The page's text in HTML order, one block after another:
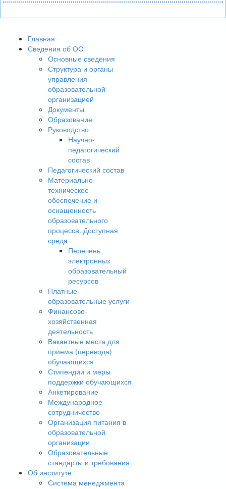
Главная
Сведения об ОО
Основные сведения
Структура и органы
управления
образовательной
организацией
Документы
Образование
Руководство
Научно-
педагогический
состав
Педагогический состав
Материально-
техническое
обеспечение и
оснащенность
образовательного
процесса. Доступная
среда
Перечень
электронных
образовательный
ресурсов
Платные
образовательные услуги
Финансово-
хозяйственная
деятельность
Вакантные места для
приема (перевода)
обучающихся
Стипендии и меры
поддержки обучающихся
Анкетирование
Международное
сотрудничество
Организация питания в
образовательной
организации
Образовательные
стандарты и требования
Об институте
Система менеджмента